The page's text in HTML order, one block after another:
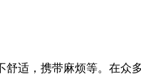
适，携带麻烦等。在